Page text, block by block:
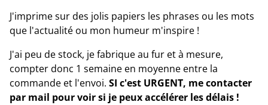
J'imprime sur des jolis papiers les phrases ou les mots
que l'actualité ou mon humeur m'inspire !
J'ai peu de stock, je fabrique au fur et à mesure,
compter donc 1 semaine en moyenne entre la
commande et l'envoi. SI c'est URGENT, me contacter
par mail pour voir si je peux accélérer les délais !